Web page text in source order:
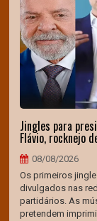
Jingles para
Flávio, rocknejo
08/08/2026
Os primeiros
divulgados nas
partidários. As
pretendem